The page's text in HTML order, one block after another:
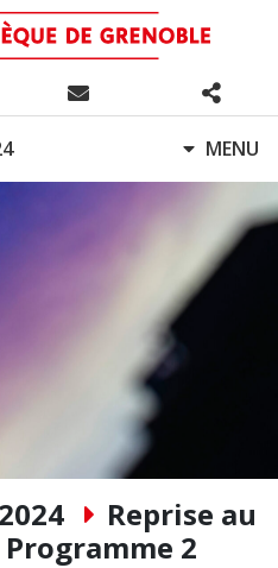
MENU
Reprise au
Programme 2